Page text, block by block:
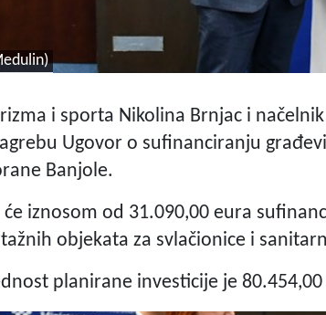
i sporta Nikolina Brnjac i
Ugovor o sufinanciranju
Banjole.
iznosom od 31.090,00 eura
objekata za svlačionice i
planirane investicije je 80.454,00